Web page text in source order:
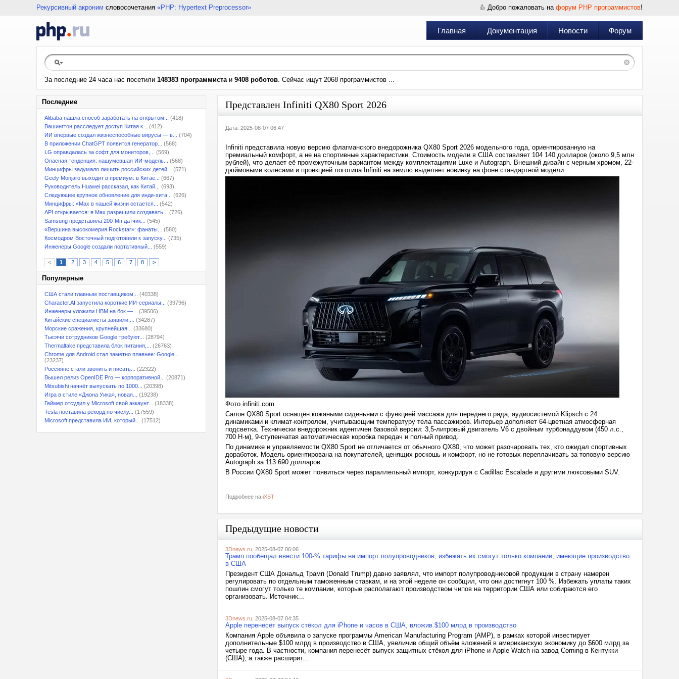
Рекурсивный акроним словосочетания «PHP: Hypertext Preprocessor» Добро пожаловать на форум PHP программистов!
Главная Документация Новости Форум
За последние 24 часа нас посетили 148383 программистаи 9408 роботов. Сейчас ищут 2068 программистов ...
Последние
Alibaba нашла способ заработать на открытом...
(418)
Вашингтон расследует доступ Китая к...
(412)
ИИ впервые создал жизнеспособные вирусы — в...
(704)
В приложении ChatGPT появится генератор...
(568)
LG оправдалась за софт для мониторов,...
(569)
Опасная тенденция: нашумевшая ИИ-модель...
(568)
Минцифры задумало лишить российских детей...
(571)
Geely Monjaro выходит в премиум: в Китае...
(667)
Руководитель Huawei рассказал, как Китай...
(693)
Следующее крупное обновление для инди-хита...
(626)
Минцифры: «Max в нашей жизни остается...
(542)
API открывается: в Max разрешили создавать...
(726)
Samsung представила 200-Мп датчик...
(545)
«Вершина высокомерия Rockstar»: фанаты...
(580)
Космодром Восточный подготовили к запуску...
(735)
Инженеры Google создали портативный...
(559)
< 1 2 3 4 5 6 7 8 >
Популярные
США стали главным поставщиком...
(40338)
Character.AI запустила короткие ИИ-сериалы...
(39796)
Инженеры уложили HBM на бок —...
(39506)
Китайские специалисты заявили,...
(34287)
Морские сражения, крупнейшая...
(33680)
Тысячи сотрудников Google требуют...
(28794)
Thermaltake представила блок питания,...
(26763)
Chrome для Android стал заметно плавнее: Google...
(23237)
Россияне стали звонить и писать...
(22322)
Вышел релиз OpenIDE Pro — корпоративной...
(20871)
Mitsubishi начнёт выпускать по 1000...
(20398)
Игра в стиле «Джона Уика», новая...
(19238)
Геймер отсудил у Microsoft свой аккаунт...
(18338)
Tesla поставила рекорд по числу...
(17559)
Microsoft представила ИИ, который...
(17512)
Представлен Infiniti QX80 Sport 2026
Дата: 2025-08-07 06:47
Infiniti представила новую версию флагманского внедорожника QX80 Sport 2026 модельного года, ориентированную на
премиальный комфорт, а не на спортивные характеристики. Стоимость модели в США составляет 104 140 долларов (около 9,5 млн
рублей), что делает её промежуточным вариантом между комплектациями Luxe и Autograph. Внешний дизайн с черным хромом, 22-
дюймовыми колесами и проекцией логотипа Infiniti на землю выделяет новинку на фоне стандартной модели.
Фото infiniti.com
Салон QX80 Sport оснащён кожаными сиденьями с функцией массажа для переднего ряда, аудиосистемой Klipsch с 24
динамиками и климат-контролем, учитывающим температуру тела пассажиров. Интерьер дополняет 64-цветная атмосферная
подсветка. Технически внедорожник идентичен базовой версии: 3,5-литровый двигатель V6 с двойным турбонаддувом (450 л.с.,
700 Н·м), 9-ступенчатая автоматическая коробка передач и полный привод.
По динамике и управляемости QX80 Sport не отличается от обычного QX80, что может разочаровать тех, кто ожидал спортивных
доработок. Модель ориентирована на покупателей, ценящих роскошь и комфорт, но не готовых переплачивать за топовую версию
Autograph за 113 690 долларов.
В России QX80 Sport может появиться через параллельный импорт, конкурируя с Cadillac Escalade и другими люксовыми SUV.
Подробнее на iXBT
Предыдущие новости
3Dnews.ru , 2025-08-07 06:06
Трамп пообещал ввести 100-% тарифы на импорт полупроводников, избежать их смогут только компании, имеющие производство
в США
Президент США Дональд Трамп (Donald Trump) давно заявлял, что импорт полупроводниковой продукции в страну намерен
регулировать по отдельным таможенным ставкам, и на этой неделе он сообщил, что они достигнут 100 %. Избежать уплаты таких
пошлин смогут только те компании, которые располагают производством чипов на территории США или собираются его
организовать. Источник...
3Dnews.ru , 2025-08-07 04:35
Apple перенесёт выпуск стёкол для iPhone и часов в США, вложив $100 млрд в производство
Компания Apple объявила о запуске программы American Manufacturing Program (AMP), в рамках которой инвестирует
дополнительные $100 млрд в производство в США, увеличив общий объём вложений в американскую экономику до $600 млрд за
четыре года. В частности, компания перенесёт выпуск защитных стёкол для iPhone и Apple Watch на завод Corning в Кентукки
(США), а также расширит...